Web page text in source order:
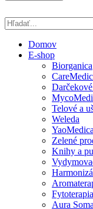
Domov
E-shop
Biorganica
Telové a
Weleda
YaoMedica
Zelené
Knihy a
Fytoterapia
Aura Soma